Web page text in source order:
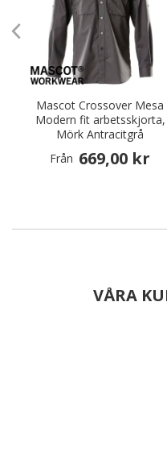
Mascot Crossover Mesa
Modern fit arbetsskjorta,
Mörk Antracitgrå
Från 669,00 kr
VÅRA